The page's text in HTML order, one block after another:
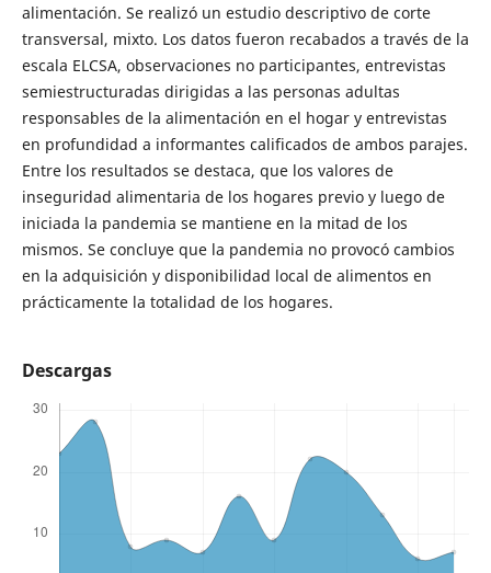
alimentación. Se realizó un estudio descriptivo de corte
transversal, mixto. Los datos fueron recabados a través de la
escala ELCSA, observaciones no participantes, entrevistas
semiestructuradas dirigidas a las personas adultas
responsables de la alimentación en el hogar y entrevistas
en profundidad a informantes calificados de ambos parajes.
Entre los resultados se destaca, que los valores de
inseguridad alimentaria de los hogares previo y luego de
iniciada la pandemia se mantiene en la mitad de los
mismos. Se concluye que la pandemia no provocó cambios
en la adquisición y disponibilidad local de alimentos en
prácticamente la totalidad de los hogares.
Descargas